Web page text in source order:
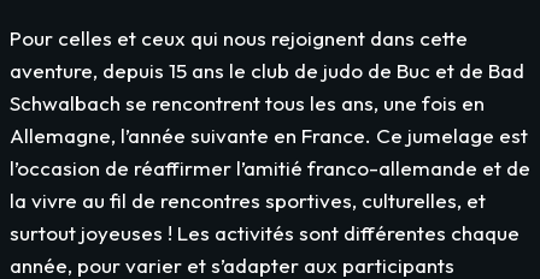
Pour celles et ceux qui nous rejoignent dans cette
aventure, depuis 15 ans le club de judo de Buc et de Bad
Schwalbach se rencontrent tous les ans, une fois en
Allemagne, l’année suivante en France. Ce jumelage est
l’occasion de réaffirmer l’amitié franco-allemande et de
la vivre au fil de rencontres sportives, culturelles, et
surtout joyeuses ! Les activités sont différentes chaque
année, pour varier et s’adapter aux participants